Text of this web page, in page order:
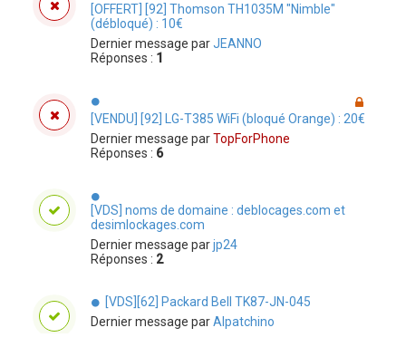
[OFFERT] [92] Thomson TH1035M "Nimble"
(débloqué) : 10€
Dernier message parJEANNO
Réponses : 1
[VENDU] [92] LG-T385 WiFi (bloqué Orange) : 20€
Dernier message parTopForPhone
Réponses : 6
[VDS] noms de domaine : deblocages.com et
desimlockages.com
Dernier message parjp24
Réponses : 2
[VDS][62] Packard Bell TK87-JN-045
Dernier message parAlpatchino